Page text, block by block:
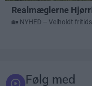
Følg med